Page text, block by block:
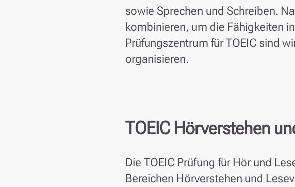
sowie Sprechen und Schreiben.
kombinieren, um die Fähigkeiten
Prüfungszentrum für TOEIC sind
organisieren.
TOEIC Hörverstehen
Die TOEIC Prüfung für Hör und
Bereichen Hörverstehen und